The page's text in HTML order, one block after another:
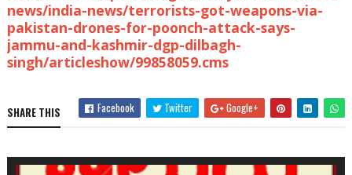
news/india-news/terrorists-got-weapons-via-
pakistan-drones-for-poonch-attack-says-
jammu-and-kashmir-dgp-dilbagh-
singh/articleshow/99858059.cms
SHARE THIS Facebook Twitter Google+